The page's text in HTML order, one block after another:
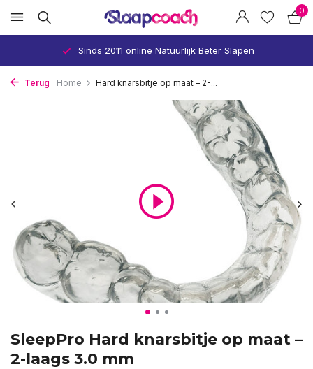
0
Wetenschappelijk onderbouwd
Terug Home Hard knarsbitje op maat – 2-...
SleepPro Hard knarsbitje op maat –
2-laags 3.0 mm